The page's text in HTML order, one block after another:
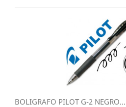
BOLIGRAFO PILOT G-2 NEGRO...